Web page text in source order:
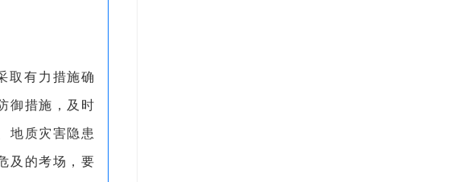
取有力措施确
御措施，及时
地质灾害隐患
及的考场，要